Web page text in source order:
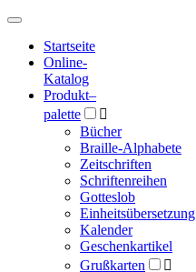
Hauptmenü
Hauptmenü
Startseite
Online-
Katalog
Produkt–
palette

Bücher
Braille-Alphabete
Zeitschriften
Schriftenreihen
Gotteslob
Einheitsübersetzung
Kalender
Geschenkartikel
Grußkarten
